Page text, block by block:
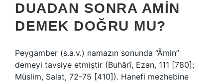
DUADAN SONRA AMIN
DEMEK DOĞRU MU?
Peygamber (s.a.v.) namazın sonunda “Âmin”
demeyi tavsiye etmiştir (Buhârî, Ezan, 111 [780];
Müslim, Salat, 72-75 [410]). Hanefi mezhebine